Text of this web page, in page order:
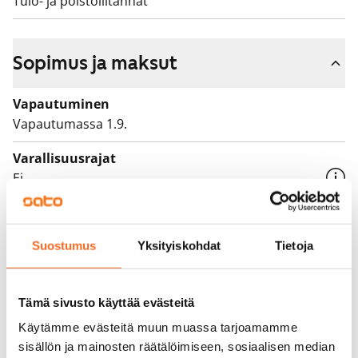
Suostumus Yksityiskohdat Tietoja
Tämä sivusto käyttää evästeitä
Käytämme evästeitä muun muassa tarjoamamme
sisällön ja mainosten räätälöimiseen, sosiaalisen median
Sopimus ja maksut
Vapautuminen
Vapautumassa 1.9.
Varallisuusrajat
Ei
Vuokra
Vuokravakuus
Vuokrasopimus
Toistaiseksi voimassa oleva, minimi asumisaika